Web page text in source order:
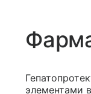
элементами